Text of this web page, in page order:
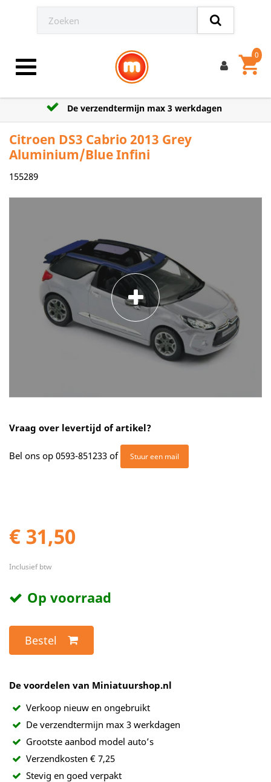
Toggle navigation shopping_cart
0
De verzendtermijn max 3 werkdagen
Citroen DS3 Cabrio 2013 Grey
Aluminium/Blue Infini
155289
Vraag over levertijd of artikel?
Bel ons op 0593-851233 of Stuur een mail
€ 31,50
Inclusief btw
Op voorraad
Bestel
De voordelen van Miniatuurshop.nl
Verkoop nieuw en ongebruikt
De verzendtermijn max 3 werkdagen
Grootste aanbod model auto’s
Verzendkosten € 7,25
Stevig en goed verpakt